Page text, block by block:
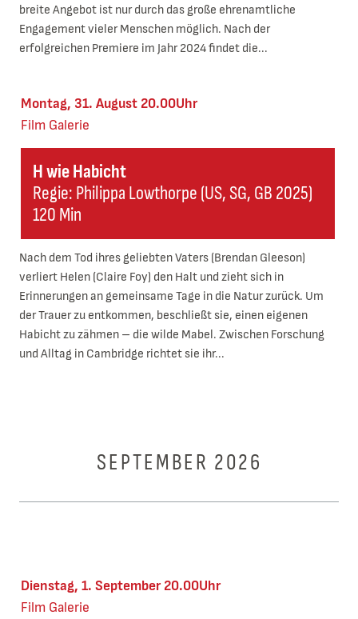
breite Angebot ist nur durch das große ehrenamtliche
Engagement vieler Menschen möglich. Nach der
erfolgreichen Premiere im Jahr 2024 findet die...
H wie Habicht
Regie: Philippa Lowthorpe (US, SG, GB 2025)
120 Min
Montag, 31. August 20.00Uhr
Film Galerie
Nach dem Tod ihres geliebten Vaters (Brendan Gleeson)
verliert Helen (Claire Foy) den Halt und zieht sich in
Erinnerungen an gemeinsame Tage in die Natur zurück. Um
der Trauer zu entkommen, beschließt sie, einen eigenen
Habicht zu zähmen – die wilde Mabel. Zwischen Forschung
und Alltag in Cambridge richtet sie ihr...
SEPTEMBER 2026
Dienstag, 1. September 20.00Uhr
Film Galerie